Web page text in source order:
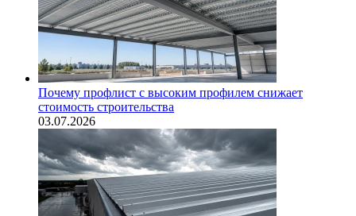
Почему профлист с высоким профилем снижает
стоимость строительства
03.07.2026